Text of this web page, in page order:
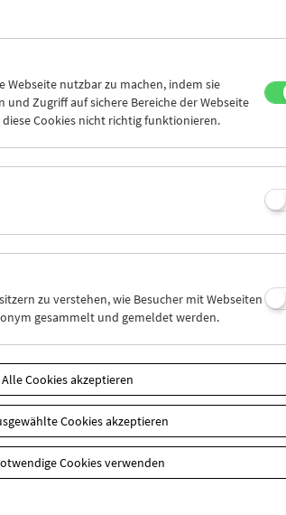
In Kooperation mit der Wörkerei, einem
Volkshilfe Wien, haben wir
Handarbeit und im Sinne der
Größe: ca. 60cm x 45cm
Henkellänge: ca. 30 cm
Material: Baumwolle
erhalten 20% Ermäßigung auf
des Filmmuseums (Bücher, DVDs, T-Shirts, Taschen
der Angabe "Preis für Mitglieder" ausgewiesen. Bei
Bestellung Ihre Mitgliedsnummer im Bemerkungsfeld
aus. Sie erhalten dann eine entsprechend reduzierte
Webseite nutzbar zu machen, indem sie
Zugriff auf sichere Bereiche der Webseite
Cookies nicht richtig funktionieren.
zu verstehen, wie Besucher mit Webseiten
gesammelt und gemeldet werden.
Alle Cookies akzeptieren
Cookies akzeptieren
Cookies verwenden